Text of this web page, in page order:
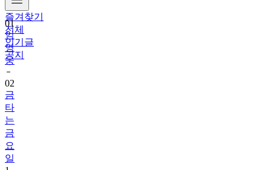
즐겨찾기
전체
인기글
공지
01
임
영
웅
02
금
타
는
금
요
일